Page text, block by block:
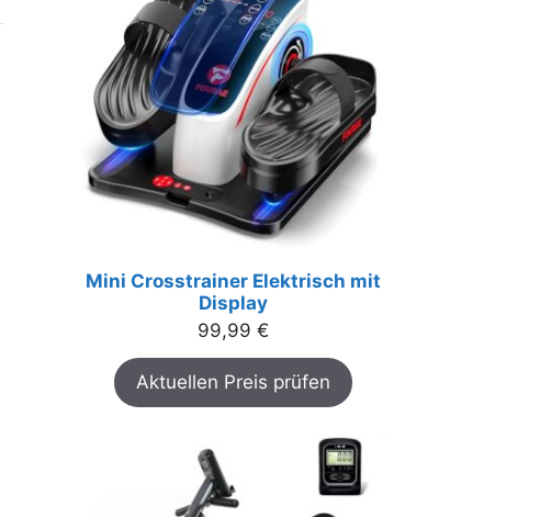
Mini Crosstrainer Elektrisch mit
Display
99,99 €
Aktuellen Preis prüfen